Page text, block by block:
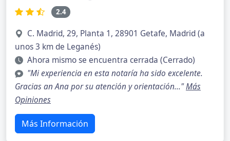
2.4
C. Madrid, 29, Planta 1, 28901 Getafe, Madrid (a
unos 3 km de Leganés)
Ahora mismo se encuentra cerrada (Cerrado)
"Mi experiencia en esta notaría ha sido excelente.
Gracias an Ana por su atención y orientación..."Más
Opiniones
Más Información